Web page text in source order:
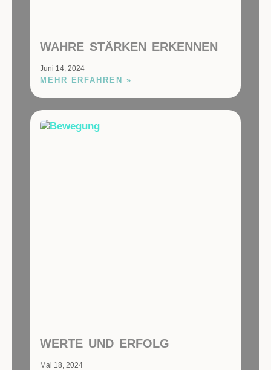
WAHRE STÄRKEN ERKENNEN
Juni 14, 2024
MEHR ERFAHREN »
WERTE UND ERFOLG
Mai 18, 2024